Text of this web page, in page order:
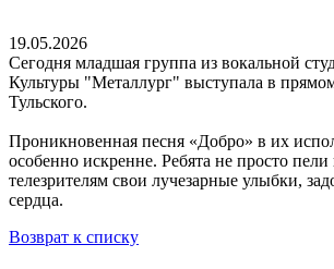
19.05.2026
Сегодня младшая группа из вокальной
Культуры "Металлург" выступала в
Тульского.
Проникновенная песня «Добро» в их
особенно искренне. Ребята не просто
телезрителям свои лучезарные улыбки,
сердца.
Возврат к списку